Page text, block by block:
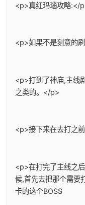
<p>真红玛瑙攻略:</
<p>如果不是刻意的
<p>打到了神庙,主线
之类的。</p>
<p>接下来在去打之
<p>在打完了主线之
候,首先去把那个需要
卡的这个BOSS